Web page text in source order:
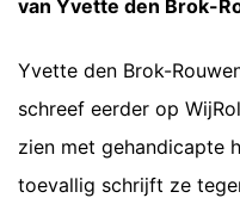
van Yvette den Brok-
Yvette den Brok-
schreef eerder op
zien met gehandicapte
toevallig schrijft ze